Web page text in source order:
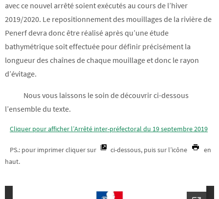
avec ce nouvel arrêté soient exécutés au cours de l’hiver
2019/2020. Le repositionnement des mouillages de la rivière de
Penerf devra donc être réalisé après qu’une étude
bathymétrique soit effectuée pour définir précisément la
longueur des chaînes de chaque mouillage et donc le rayon
d’évitage.
Nous vous laissons le soin de découvrir ci-dessous
l’ensemble du texte.
Cliquer pour afficher l’Arrêté inter-préfectoral du 19 septembre 2019
PS.: pour imprimer cliquer sur ci-dessous, puis sur l’icône
en
haut.